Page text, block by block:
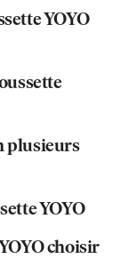
YOYO
plusieurs
YOYO
choisir